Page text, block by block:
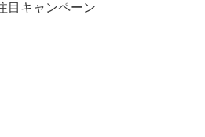
目キャンペーン